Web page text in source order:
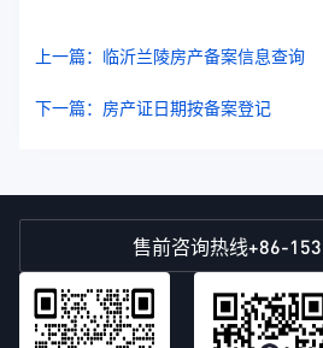
上一篇：临沂兰陵房产备案信息查询
下一篇：房产证日期按备案登记
售前咨询热线+86-